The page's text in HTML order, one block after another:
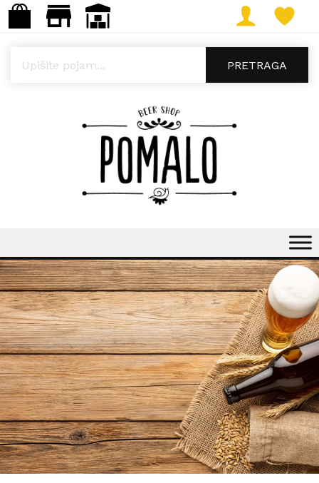
PRETRAGA